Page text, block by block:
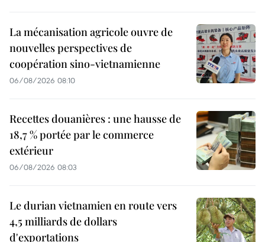
La mécanisation agricole ouvre de
nouvelles perspectives de
coopération sino-vietnamienne
06/08/2026 08:10
Recettes douanières : une hausse de
18,7 % portée par le commerce
extérieur
06/08/2026 08:03
Le durian vietnamien en route vers
4,5 milliards de dollars
d'exportations